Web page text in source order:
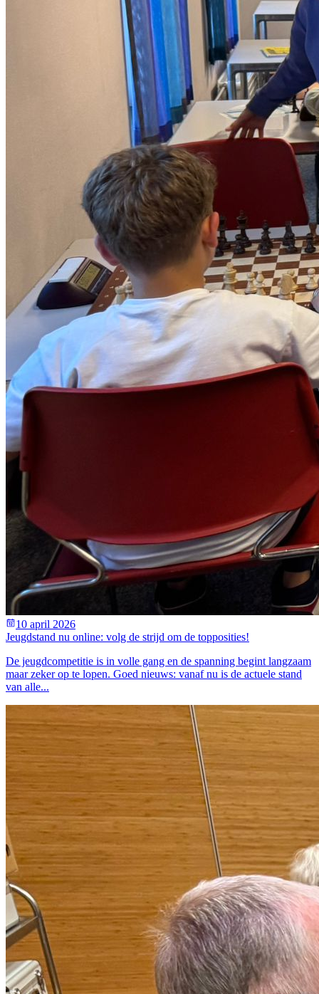
10 april 2026
Jeugdstand nu online: volg de strijd om de topposities!
De jeugdcompetitie is in volle gang en de spanning begint langzaam
maar zeker op te lopen. Goed nieuws: vanaf nu is de actuele stand
van alle...